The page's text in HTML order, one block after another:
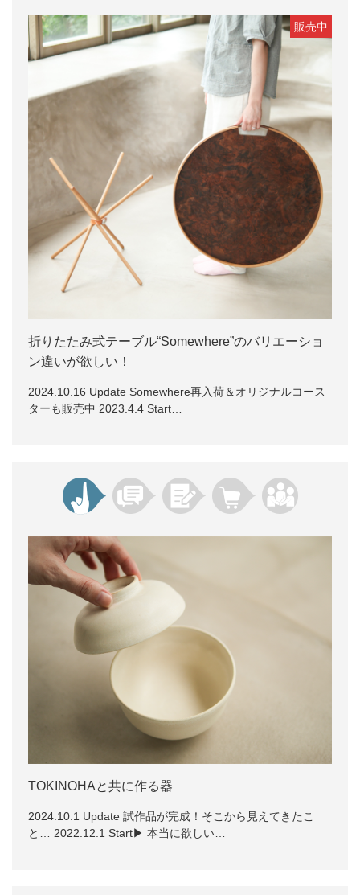
販売中
折りたたみ式テーブル“Somewhere”のバリエーショ
ン違いが欲しい！
2024.10.16 Update Somewhere再入荷＆オリジナルコース
ターも販売中 2023.4.4 Start…
TOKINOHAと共に作る器
2024.10.1 Update 試作品が完成！そこから見えてきたこ
と… 2022.12.1 Start▶ 本当に欲しい…